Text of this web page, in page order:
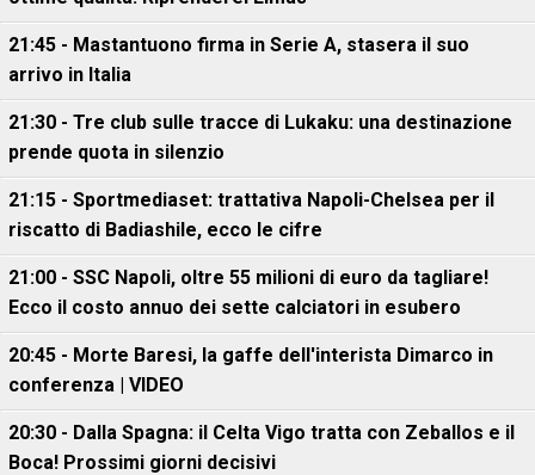
21:45 - Mastantuono firma in Serie A, stasera il suo
arrivo in Italia
21:30 - Tre club sulle tracce di Lukaku: una destinazione
prende quota in silenzio
21:15 - Sportmediaset: trattativa Napoli-Chelsea per il
riscatto di Badiashile, ecco le cifre
21:00 - SSC Napoli, oltre 55 milioni di euro da tagliare!
Ecco il costo annuo dei sette calciatori in esubero
20:45 - Morte Baresi, la gaffe dell'interista Dimarco in
conferenza | VIDEO
20:30 - Dalla Spagna: il Celta Vigo tratta con Zeballos e il
Boca! Prossimi giorni decisivi